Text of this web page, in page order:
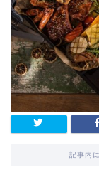
記事内